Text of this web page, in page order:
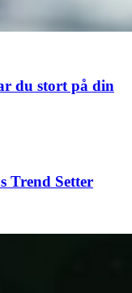
du stort på din
Trend Setter